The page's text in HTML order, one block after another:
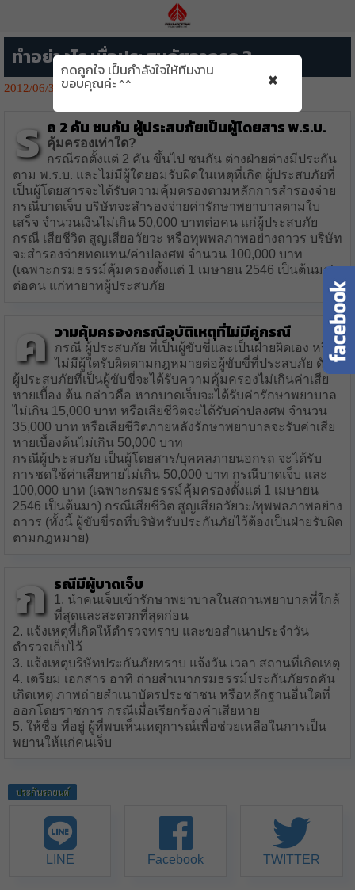
ทำอย่างไร เมื่อประสบภัยจากรถ ?
2012/06/301381👁️‍🗨️
ร ถ 2 คัน ชนกัน ผู้ประสบภัยเป็นผู้โดยสาร พ.ร.บ.
คุ้มครองเท่าใด?
กรณีรถตั้งแต่ 2 คัน ขึ้นไป ชนกัน ต่างฝ่ายต่างมีประกัน
ตาม พ.ร.บ. และไม่มีผู้ใดยอมรับผิดในเหตุที่เกิด ผู้ประสบภัยที่
เป็นผู้โดยสารจะได้รับความคุ้มครองตามหลักการสำรองจ่าย
กรณีบาดเจ็บ บริษัทจะสำรองจ่ายค่ารักษาพยาบาลตามใบ
เสร็จ จำนวนเงินไม่เกิน 50,000 บาทต่อคน แก่ผู้ประสบภัย
กรณี เสียชีวิต สูญเสียอวัยวะ หรือทุพพลภาพอย่างถาวร บริษัท
จะสำรองจ่ายทดแทน/ค่าปลงศพ จำนวน 100,000 บาท
(เฉพาะกรมธรรม์คุ้มครองตั้งแต่ 1 เมษายน 2546 เป็นต้นมา)
ต่อคน แก่ทายาทผู้ประสบภัย
ค วามคุ้มครองกรณีอุบัติเหตุที่ไม่มีคู่กรณี
กรณี ผู้ประสบภัย ที่เป็นผู้ขับขี่และเป็นฝ่ายผิดเอง หรือ
ไม่มีผู้ใดรับผิดตามกฎหมายต่อผู้ขับขี่ที่ประสบภัย ดังนี้
ผู้ประสบภัยที่เป็นผู้ขับขี่จะได้รับความคุ้มครองไม่เกินค่าเสีย
หายเบื้อง ต้น กล่าวคือ หากบาดเจ็บจะได้รับค่ารักษาพยาบาล
ไม่เกิน 15,000 บาท หรือเสียชีวิตจะได้รับค่าปลงศพ จำนวน
35,000 บาท หรือเสียชีวิตภายหลังรักษาพยาบาลจะรับค่าเสีย
หายเบื้องต้นไม่เกิน 50,000 บาท
กรณีผู้ประสบภัย เป็นผู้โดยสาร/บุคคลภายนอกรถ จะได้รับ
การชดใช้ค่าเสียหายไม่เกิน 50,000 บาท กรณีบาดเจ็บ และ
100,000 บาท (เฉพาะกรมธรรม์คุ้มครองตั้งแต่ 1 เมษายน
2546 เป็นต้นมา) กรณีเสียชีวิต สูญเสียอวัยวะ/ทุพพลภาพอย่าง
ถาวร (ทั้งนี้ ผู้ขับขี่รถที่บริษัทรับประกันภัยไว้ต้องเป็นฝ่ายรับผิด
ตามกฎหมาย)
ก รณีมีผู้บาดเจ็บ
1. นำคนเจ็บเข้ารักษาพยาบาลในสถานพยาบาลที่ใกล้
ที่สุดและสะดวกที่สุดก่อน
2. แจ้งเหตุที่เกิดให้ตำรวจทราบ และขอสำเนาประจำวัน
ตำรวจเก็บไว้
3. แจ้งเหตุบริษัทประกันภัยทราบ แจ้งวัน เวลา สถานที่เกิดเหตุ
4. เตรียม เอกสาร อาทิ ถ่ายสำเนากรมธรรม์ประกันภัยรถคัน
เกิดเหตุ ภาพถ่ายสำเนาบัตรประชาชน หรือหลักฐานอื่นใดที่
ออกโดยราชการ กรณีเมื่อเรียกร้องค่าเสียหาย
5. ให้ชื่อ ที่อยู่ ผู้ที่พบเห็นเหตุการณ์เพื่อช่วยเหลือในการเป็น
พยานให้แก่คนเจ็บ
ประกันรถยนต์
LINE Facebook TWITTER
กดถูกใจ เป็นกำลังใจให้ทีมงาน
ขอบคุณค่ะ ^^ ×